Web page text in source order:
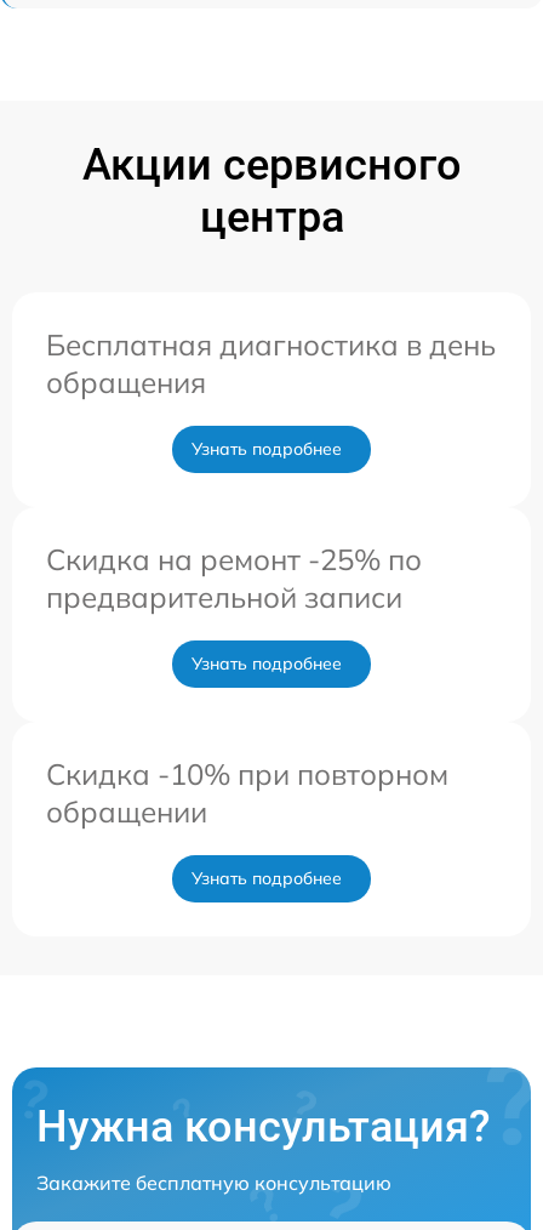
Акции сервисного
центра
Бесплатная диагностика в день
обращения
Узнать подробнее
Скидка на ремонт -25% по
предварительной записи
Узнать подробнее
Скидка -10% при повторном
обращении
Узнать подробнее
Нужна консультация?
Закажите бесплатную консультацию